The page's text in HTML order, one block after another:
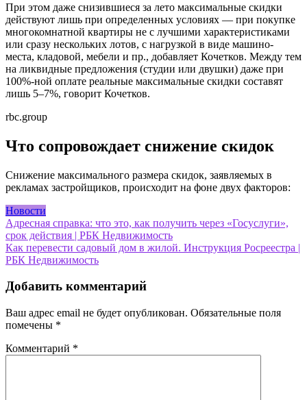
При этом даже снизившиеся за лето максимальные скидки
действуют лишь при определенных условиях — при покупке
многокомнатной квартиры не с лучшими характеристиками
или сразу нескольких лотов, с нагрузкой в виде машино-
места, кладовой, мебели и пр., добавляет Кочетков. Между тем
на ликвидные предложения (студии или двушки) даже при
100%-ной оплате реальные максимальные скидки составят
лишь 5–7%, говорит Кочетков.
rbc.group
Что сопровождает снижение скидок
Снижение максимального размера скидок, заявляемых в
рекламах застройщиков, происходит на фоне двух факторов:
Новости
Навигация
по
записям
Адресная справка: что это, как получить через «Госуслуги»,
срок действия | РБК Недвижимость
Как перевести садовый дом в жилой. Инструкция Росреестра |
РБК Недвижимость
Добавить комментарий
Ваш адрес email не будет опубликован. Обязательные поля
помечены *
Комментарий *